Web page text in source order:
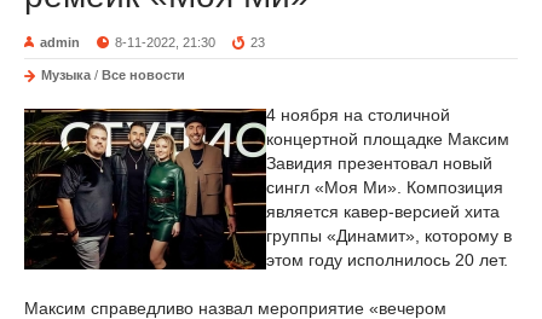
admin 8-11-2022, 21:30 23
Музыка / Все новости
4 ноября на столичной
концертной площадке Максим
Завидия презентовал новый
сингл «Моя Ми». Композиция
является кавер-версией хита
группы «Динамит», которому в
этом году исполнилось 20 лет.
Максим справедливо назвал мероприятие «вечером